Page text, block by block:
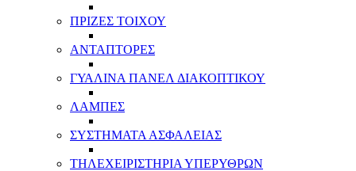
ΠΡΙΖΕΣ ΤΟΙΧΟΥ
ΑΝΤΑΠΤΟΡΕΣ
ΓΥΑΛΙΝΑ ΠΑΝΕΛ ΔΙΑΚΟΠΤΙΚΟΥ
ΛΑΜΠΕΣ
ΣΥΣΤΗΜΑΤΑ ΑΣΦΑΛΕΙΑΣ
ΤΗΛΕΧΕΙΡΙΣΤΗΡΙΑ ΥΠΕΡΥΘΡΩΝ